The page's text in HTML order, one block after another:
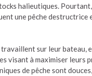
halieutiques.
une pêche destructrice
travaillent sur leur bateau,
visant à maximiser leurs
de pêche sont